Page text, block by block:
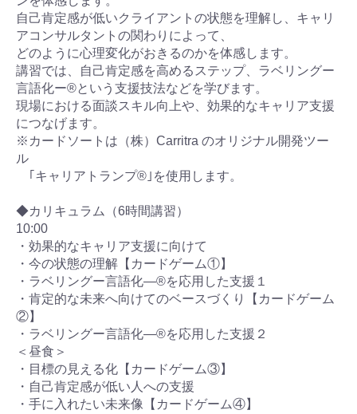
自己肯定感が低いクライアントの状態を理解し、キャリ
アコンサルタントの関わりによって、
どのように心理変化がおきるのかを体感します。
講習では、自己肯定感を高めるステップ、ラベリングー
言語化ー®という支援技法などを学びます。
現場における面談スキル向上や、効果的なキャリア支援
につなげます。
※カードソートは（株）Carritra のオリジナル開発ツー
ル
｢キャリアトランプ®｣を使用します。
◆カリキュラム（6時間講習）
10:00
・効果的なキャリア支援に向けて
・今の状態の理解【カードゲーム①】
・ラベリングー言語化―®を応用した支援１
・肯定的な未来へ向けてのベースづくり【カードゲーム
②】
・ラベリングー言語化―®を応用した支援２
＜昼食＞
・目標の見える化【カードゲーム③】
・自己肯定感が低い人への支援
・手に入れたい未来像【カードゲーム④】